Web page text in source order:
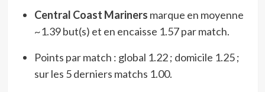
Central Coast Mariners marque en moyenne
~1.39 but(s) et en encaisse 1.57 par match.
Points par match : global 1.22 ; domicile 1.25 ;
sur les 5 derniers matchs 1.00.